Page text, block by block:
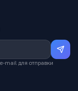
mail для отправки